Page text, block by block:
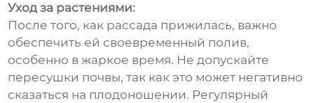
Уход за растениями:
После того, как рассада прижилась, важно
обеспечить ей своевременный полив,
особенно в жаркое время. Не допускайте
пересушки почвы, так как это может негативно
сказаться на плодоношении. Регулярный